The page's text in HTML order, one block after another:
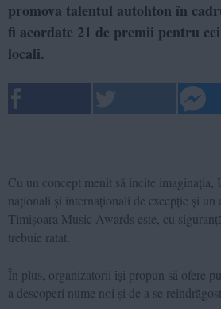
promova talentul autohton în
fi acordate 21 de premii pentru
locali.
Cu un concept menit să incite imaginația,
naționali și internaționali de excepție și un
Timișoara Music Awards este, cu
trebuie ratat.
În plus, organizatorii își propun să ofere
a descoperi nume noi și de a se